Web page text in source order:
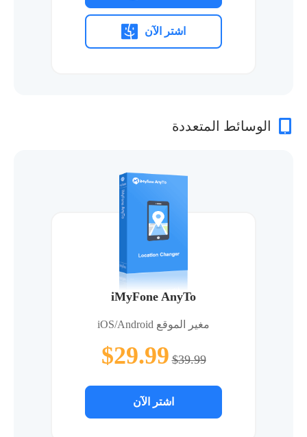
اشتر الآن
الوسائط المتعددة
iMyFone AnyTo
مغير الموقع iOS/Android
$29.99 $39.99
اشتر الآن